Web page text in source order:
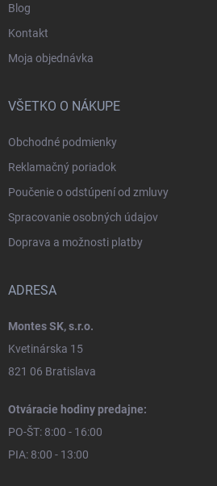
Blog
Kontakt
Moja objednávka
VŠETKO O NÁKUPE
Obchodné podmienky
Reklamačný poriadok
Poučenie o odstúpení od zmluvy
Spracovanie osobných údajov
Doprava a možnosti platby
ADRESA
Montes SK, s.r.o.
Kvetinárska 15
821 06 Bratislava
Otváracie hodiny predajne:
PO-ŠT: 8:00 - 16:00
PIA: 8:00 - 13:00